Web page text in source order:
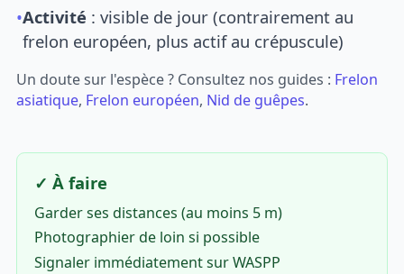
•Activité : visible de jour (contrairement au
frelon européen, plus actif au crépuscule)
Un doute sur l'espèce ? Consultez nos guides : Frelon
asiatique, Frelon européen, Nid de guêpes.
✓ À faire
Garder ses distances (au moins 5 m)
Photographier de loin si possible
Signaler immédiatement sur WASPP